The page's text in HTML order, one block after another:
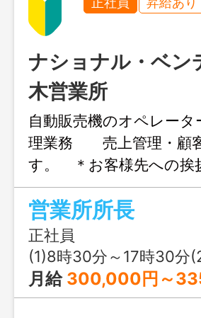
ナショナル・ベ
木営業所
自動販売機のオペレー
理業務 売上管理・顧客
す。 ＊お客様先への挨
対応等 営業エリア：厚
間市・綾瀬市など 社
導しますので、安心し
な知識は全く不要です
う
更範囲：変更なし〕
営業所所長
正社員
(1)8時30分～17時30分
月給 300,000円～